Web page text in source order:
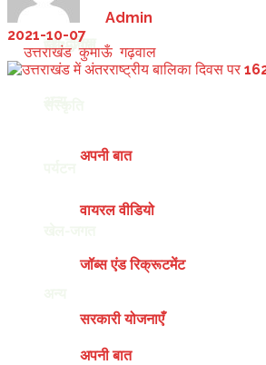
खेल-जगत
अपनी बात
वायरल वीडियो
जॉब्स एंड रिक्रूटमेंट
सरकारी योजनाएँ
देश-दुनिया
अपनी बात
Admin
2021-10-07
उत्तराखंड ,कुमाऊँ ,गढ़वाल